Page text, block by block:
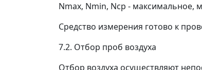
Nmax, Nmin, Ncp - максимальное,
Средство измерения готово к
7.2. Отбор проб воздуха
Отбор воздуха осуществляют